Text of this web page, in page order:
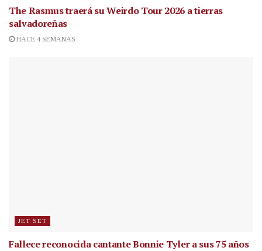
The Rasmus traerá su Weirdo Tour 2026 a tierras
salvadoreñas
HACE 4 SEMANAS
JET SET
Fallece reconocida cantanteBonnie Tyler a sus 75 años